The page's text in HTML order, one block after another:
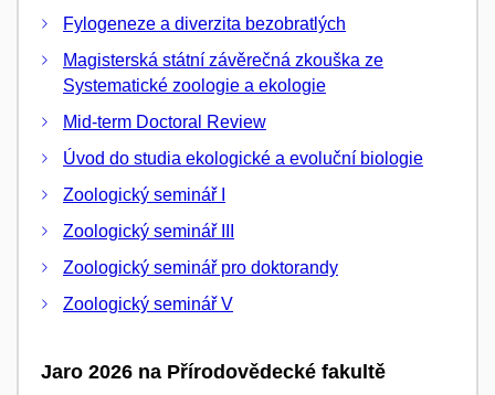
Fylogeneze a diverzita bezobratlých
Magisterská státní závěrečná zkouška ze
Systematické zoologie a ekologie
Mid-term Doctoral Review
Úvod do studia ekologické a evoluční biologie
Zoologický seminář I
Zoologický seminář III
Zoologický seminář pro doktorandy
Zoologický seminář V
Jaro 2026 na Přírodovědecké fakultě